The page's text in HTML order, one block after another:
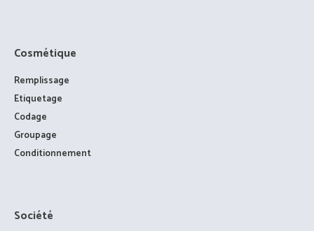
Cosmétique
Remplissage
Etiquetage
Codage
Groupage
Conditionnement
Société